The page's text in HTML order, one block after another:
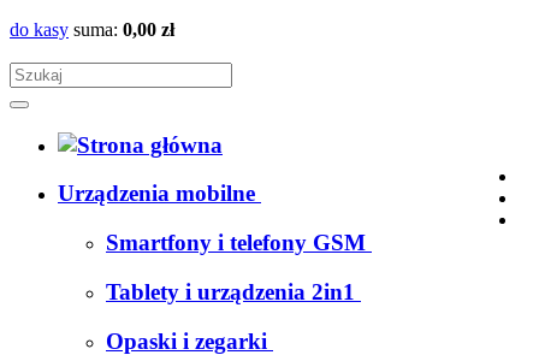
do kasy suma: 0,00 zł
Urządzenia mobilne
Smartfony i telefony GSM
Tablety i urządzenia 2in1
Opaski i zegarki